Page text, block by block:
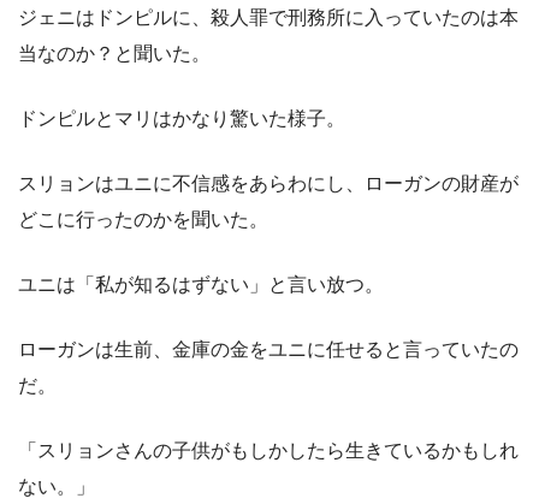
ジェニはドンピルに、殺人罪で刑務所に入っていたのは本
当なのか？と聞いた。
ドンピルとマリはかなり驚いた様子。
スリョンはユニに不信感をあらわにし、ローガンの財産が
どこに行ったのかを聞いた。
ユニは「私が知るはずない」と言い放つ。
ローガンは生前、金庫の金をユニに任せると言っていたの
だ。
「スリョンさんの子供がもしかしたら生きているかもしれ
ない。」